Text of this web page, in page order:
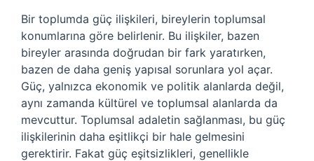
Bir toplumda güç ilişkileri, bireylerin toplumsal
konumlarına göre belirlenir. Bu ilişkiler, bazen
bireyler arasında doğrudan bir fark yaratırken,
bazen de daha geniş yapısal sorunlara yol açar.
Güç, yalnızca ekonomik ve politik alanlarda değil,
aynı zamanda kültürel ve toplumsal alanlarda da
mevcuttur. Toplumsal adaletin sağlanması, bu güç
ilişkilerinin daha eşitlikçi bir hale gelmesini
gerektirir. Fakat güç eşitsizlikleri, genellikle